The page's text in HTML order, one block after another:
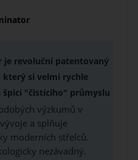
je revoluční patentovaný
si velmi rychle
špici "čistícího" průmyslu
výzkumů v
a splňuje
moderních střelců.
nezávadný.